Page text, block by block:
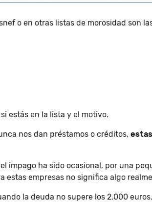
o en otras listas de morosidad son
estás en la lista y el motivo.
nos dan préstamos o créditos,
impago ha sido ocasional, por una
estas empresas no significa algo
la deuda no supere los 2.000